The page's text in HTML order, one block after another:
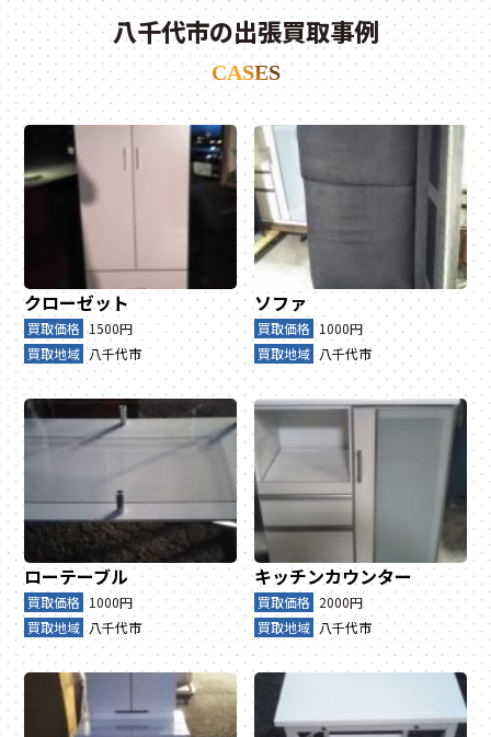
八千代市の出張買取事例
CASES
クローゼット
買取価格 1500円
買取地域 八千代市
ソファ
買取価格 1000円
買取地域 八千代市
ローテーブル
買取価格 1000円
買取地域 八千代市
キッチンカウンター
買取価格 2000円
買取地域 八千代市